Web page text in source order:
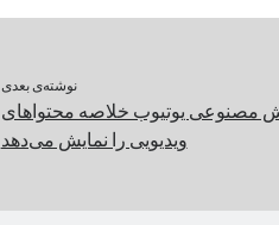
نوشته‌ی بعدی
مصنوعی یوتیوب خلاصه محتواهای
ویدیویی را نمایش می‌دهد